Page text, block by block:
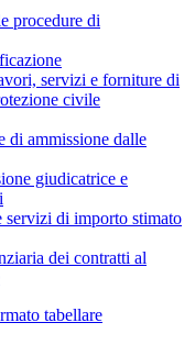
procedure di
servizi e forniture di
civile
di ammissione dalle
giudicatrice e
servizi di importo stimato
dei contratti al
tabellare